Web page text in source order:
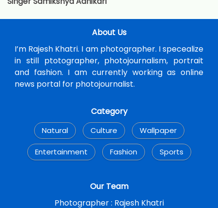
About Us
I’m Rajesh Khatri. I am photographer. I specealize
in still ptotographer, photojournalism, portrait
and fashion. I am currently working as online
news portal for photojournalist.
Category
Natural Culture Wallpaper
Entertainment Fashion Sports
Our Team
Photographer : Rajesh Khatri